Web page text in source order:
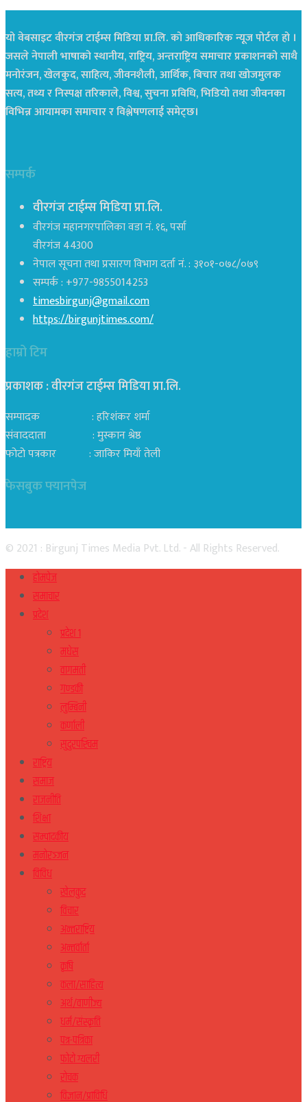
यो वेबसाइट वीरगंज टाईम्स मिडिया प्रा.लि. को आधिकारिक न्यूज पोर्टल हो ।
जसले नेपाली भाषाको स्थानीय, राष्ट्रिय, अन्तराष्ट्रिय समाचार प्रकाशनको साथै
मनोरंजन, खेलकुद, साहित्य, जीवनशैली, आर्थिक, बिचार तथा खोजमुलक
सत्य, तथ्य र निस्पक्ष तरिकाले, विश्व, सुचना प्रविधि, भिडियो तथा जीवनका
विभिन्न आयामका समाचार र विश्लेषणलाई समेट्छ।
सम्पर्क
वीरगंज टाईम्स मिडिया प्रा.लि.
वीरगंज महानगरपालिका वडा नं. १६, पर्सा
वीरगंज 44300
नेपाल सूचना तथा प्रसारण विभाग दर्ता नं. : ३१०१-०७८/०७९
सम्पर्क : +977-9855014253
timesbirgunj@gmail.com
https://birgunjtimes.com/
हाम्रो टिम
प्रकाशक : वीरगंज टाईम्स मिडिया प्रा‍.लि.
सम्पादक : हरिशंकर शर्मा
संवाददाता : मुस्कान श्रेष्ठ
फोटो पत्रकार : जाकिर मियाँ तेली
फेसबुक फ्यानपेज
© 2021 : Birgunj Times Media Pvt. Ltd. - All Rights Reserved.
होमपेज
समाचार
प्रदेश
प्रदेश १
मधेस
वागमती
गण्डकी
लुम्बिनी
कर्णाली
सुदुरपस्चिम
राष्ट्रिय
समाज
राजनीति
शिक्षा
सम्पादकीय
मनोरञ्जन
विविध
खेलकुद
विचार
अन्तराष्ट्रिय
अन्तर्वार्ता
कृषि
कला/साहित्य
अर्थ/वाणीज्य
धर्म/संस्कृति
पत्र-पत्रिका
फोटो ग्यलरी
रोचक
विज्ञान/प्राविधि